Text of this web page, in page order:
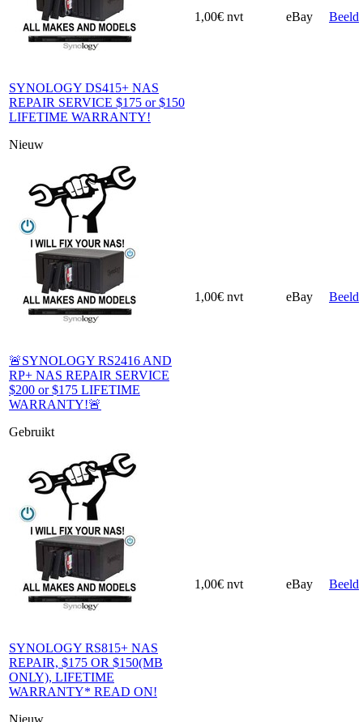
SYNOLOGY DS415+ NAS
REPAIR SERVICE $175 or $150
LIFETIME WARRANTY!
Nieuw
1,00€ nvt eBay Beeld
🚨SYNOLOGY RS2416 AND
RP+ NAS REPAIR SERVICE
$200 or $175 LIFETIME
WARRANTY!🚨
Gebruikt
1,00€ nvt eBay Beeld
SYNOLOGY RS815+ NAS
REPAIR, $175 OR $150(MB
ONLY), LIFETIME
WARRANTY* READ ON!
Nieuw
1,00€ nvt eBay Beeld